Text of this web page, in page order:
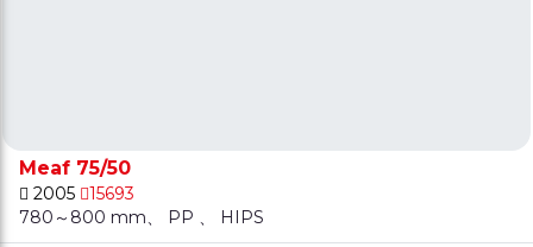
Meaf 75/50
2005
15693
780～800 mm、 PP 、 HIPS